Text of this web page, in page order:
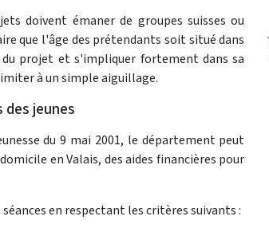
doivent émaner de groupes suisses ou
que l'âge des prétendants soit situé dans
projet et s'impliquer fortement dans sa
à un simple aiguillage.
jeunes
du 9 mai 2001, le département peut
en Valais, des aides financières pour
en respectant les critères suivants :